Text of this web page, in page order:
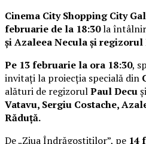
Cinema City Shopping City
februarie de la 18:30la
și Azaleea Necula și regizorul
Pe 13 februarie la ora 18:30,
invitați la proiecția specială din
alături de regizorulPaul Decu
Vatavu, Sergiu Costache,
Răduță.
De „Ziua Îndrăgostiților”, pe 14